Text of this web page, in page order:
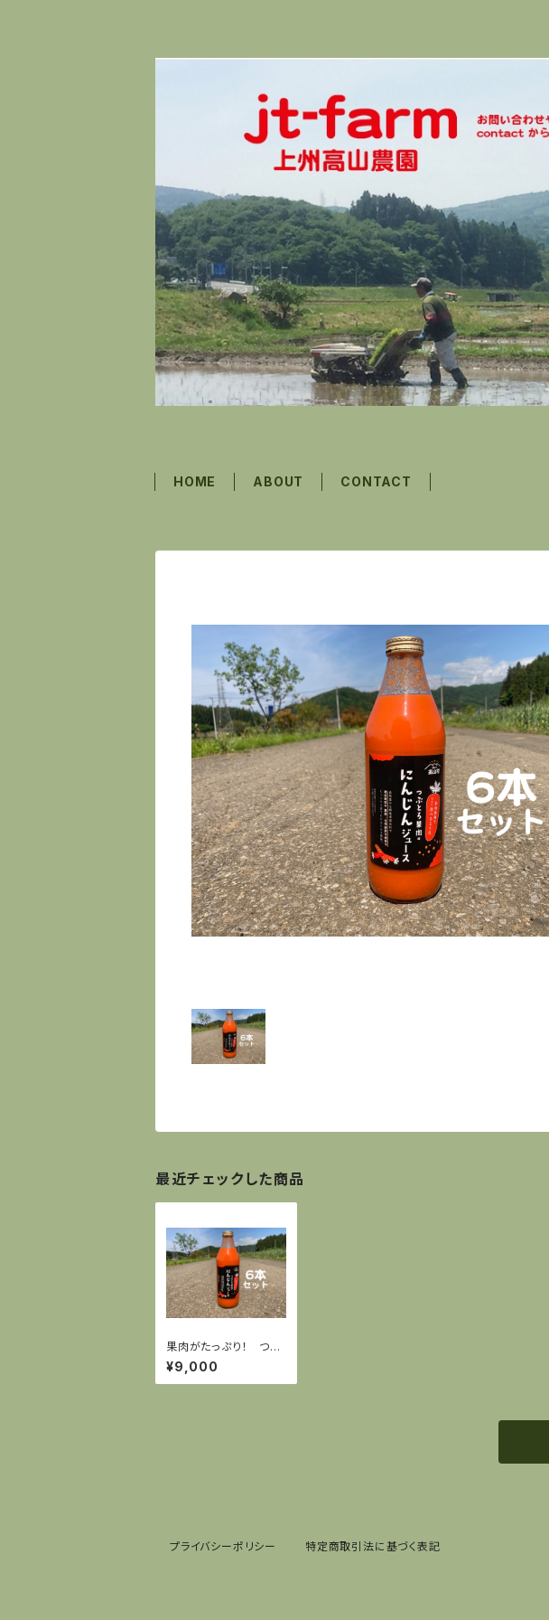
HOME ABOUT CONTACT
最近チェックした商品
果肉がたっぷり！ つぶ
とろ果肉のにんじんジ
ュース 1リットル瓶6本
セット 送料無料
¥9,000
プライバシーポリシー 特定商取引法に基づく表記